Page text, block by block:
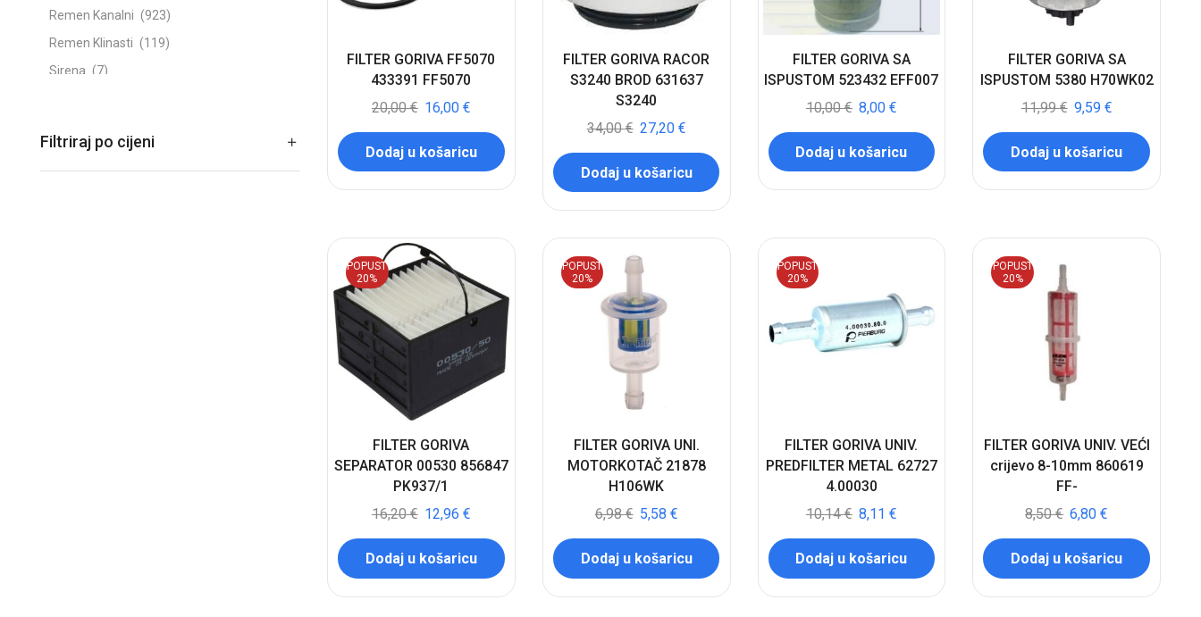
FILTER GORIVA FF5070
433391 FF5070
20,00€ 16,00 €
Dodaj u košaricu
FILTER GORIVA RACOR
S3240 BROD 631637
S3240
34,00€ 27,20 €
Dodaj u košaricu
FILTER GORIVA SA
ISPUSTOM 523432 EFF007
10,00€ 8,00 €
Dodaj u košaricu
FILTER GORIVA SA
ISPUSTOM 5380 H70WK02
11,99€ 9,59 €
Dodaj u košaricu
POPUST
20%
FILTER GORIVA
SEPARATOR 00530 856847
PK937/1
16,20€ 12,96 €
Dodaj u košaricu
POPUST
20%
FILTER GORIVA UNI.
MOTORKOTAČ 21878
H106WK
6,98€ 5,58 €
Dodaj u košaricu
POPUST
20%
FILTER GORIVA UNIV.
PREDFILTER METAL 62727
4.00030
10,14€ 8,11 €
Dodaj u košaricu
POPUST
20%
FILTER GORIVA UNIV. VEĆI
crijevo 8-10mm 860619
FF-
8,50€ 6,80€
Dodaj u košaricu
Remen Kanalni (923)
Remen Klinasti (119)
Sirena (7)
Stopica
Filtriraj po cijeni